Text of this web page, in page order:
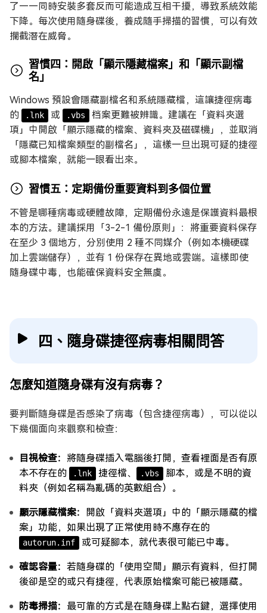
了——同時安裝多套反而可能造成互相干擾，導致系統效能
下降。每次使用隨身碟後，養成隨手掃描的習慣，可以有效
攔截潛在威脅。
習慣四：開啟「顯示隱藏檔案」和「顯示副檔
名」
Windows 預設會隱藏副檔名和系統隱藏檔，這讓捷徑病毒
的
.lnk 或 .vbs
档案更難被辨識。建議在「資料夾選
項」中開啟「顯示隱藏的檔案、資料夾及磁碟機」，並取消
「隱藏已知檔案類型的副檔名」，這樣一旦出現可疑的捷徑
或腳本檔案，就能一眼看出來。
習慣五：定期備份重要資料到多個位置
不管是哪種病毒或硬體故障，定期備份永遠是保護資料最根
本的方法。建議採用「3-2-1 備份原則」：將重要資料保存
在至少 3 個地方，分別使用 2 種不同媒介（例如本機硬碟
加上雲端儲存），並有 1 份保存在異地或雲端。這樣即使
隨身碟中毒，也能確保資料安全無虞。
四、隨身碟捷徑病毒相關問答
怎麼知道隨身碟有沒有病毒？
要判斷隨身碟是否感染了病毒（包含捷徑病毒），可以從以
下幾個面向來觀察和檢查：
目視檢查： 將隨身碟插入電腦後打開，查看裡面是否有原
本不存在的
.lnk 捷徑檔、 .vbs
腳本，或是不明的資
料夾（例如名稱為亂碼的英數組合）。
顯示隱藏檔案：
開啟「資料夾選項」中的「顯示隱藏的檔
案」功能，如果出現了正常使用時不應存在的
autorun.inf 或可疑腳本，就代表很可能已中毒。
確認容量： 若隨身碟的「使用空間」顯示有資料，但打開
後卻是空的或只有捷徑，代表原始檔案可能已被隱藏。
防毒掃描： 最可靠的方式是在隨身碟上點右鍵，選擇使用